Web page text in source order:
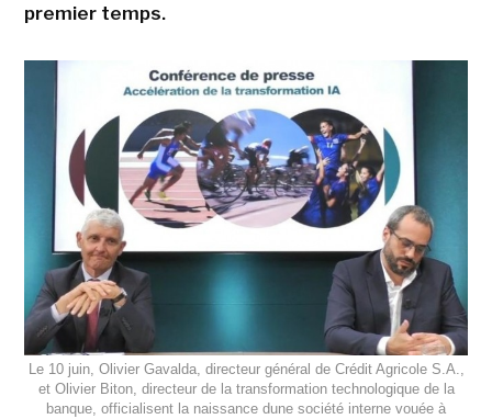
premier temps.
Le 10 juin, Olivier Gavalda, directeur général de Crédit Agricole S.A.,
et Olivier Biton, directeur de la transformation technologique de la
banque, officialisent la naissance dune société interne vouée à